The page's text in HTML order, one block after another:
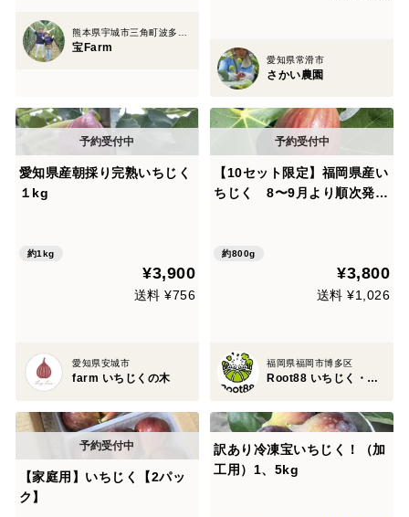
宝Farm
愛知県常滑市
さかい農園
愛知県産朝採り完熟いちじく
１kg
約1kg
¥3,900
送料 ¥756
愛知県安城市
farm いちじくの木
【10セット限定】福岡県産い
ちじく 8〜9月より順次発送
約800g
¥3,800
送料 ¥1,026
福岡県福岡市博多区
Root88 いちじく・柑橘
【家庭用】いちじく【2パッ
ク】
訳あり冷凍宝いちじく！（加
工用）1、5kg